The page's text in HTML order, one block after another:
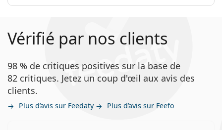
Vérifié par nos clients
98 % de critiques positives sur la base de
82 critiques. Jetez un coup d'œil aux avis des
clients.
Plus d’avis sur Feedaty Plus d’avis sur Feefo